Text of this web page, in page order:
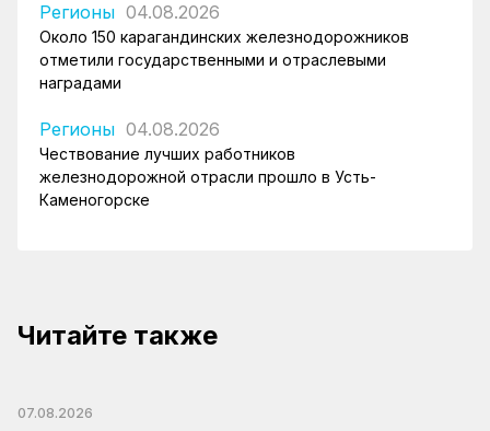
Регионы 04.08.2026
Около 150 карагандинских железнодорожников
отметили государственными и отраслевыми
наградами
Регионы 04.08.2026
Чествование лучших работников
железнодорожной отрасли прошло в Усть-
Каменогорске
Читайте также
07.08.2026